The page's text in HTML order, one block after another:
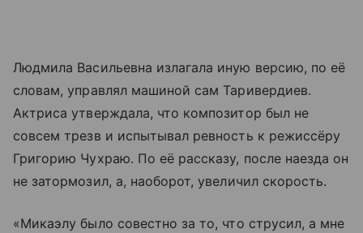
Людмила Васильевна излагала иную версию, по её
словам, управлял машиной сам Таривердиев.
Актриса утверждала, что композитор был не
совсем трезв и испытывал ревность к режиссёру
Григорию Чухраю. По её рассказу, после наезда он
не затормозил, а, наоборот, увеличил скорость.
«Микаэлу было совестно за то, что струсил, а мне